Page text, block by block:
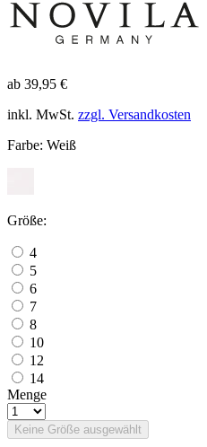
ab 39,95 €
inkl. MwSt. zzgl. Versandkosten
Farbe: Weiß
Größe:
4
5
6
7
8
10
12
14
Menge
Keine Größe ausgewählt